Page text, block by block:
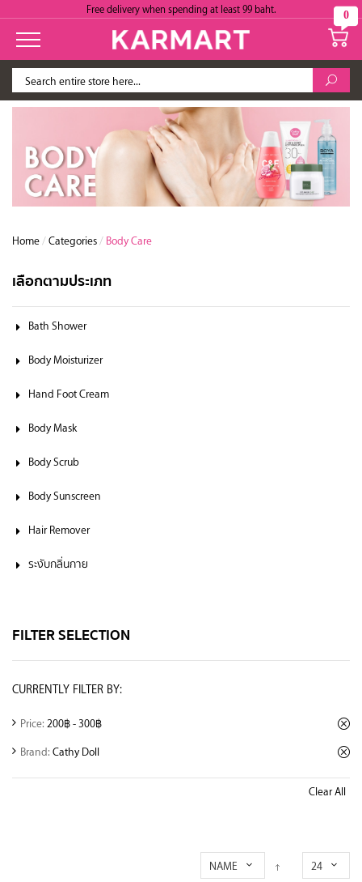
Free delivery when spending at least 99 baht. 0
Home /Categories / Body Care
เลือกตามประเภท
Bath Shower
Body Moisturizer
Hand Foot Cream
Body Mask
Body Scrub
Body Sunscreen
Hair Remover
ระงับกลิ่นกาย
FILTER SELECTION
CURRENTLY FILTER BY:
Price: 200฿ - 300฿
Brand: Cathy Doll
Clear All
NAME 24